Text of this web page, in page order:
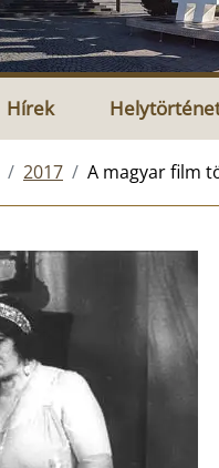
Hírek
2017 A magyar film